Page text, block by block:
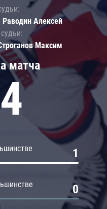
матча
1
0
Алексей
Максим